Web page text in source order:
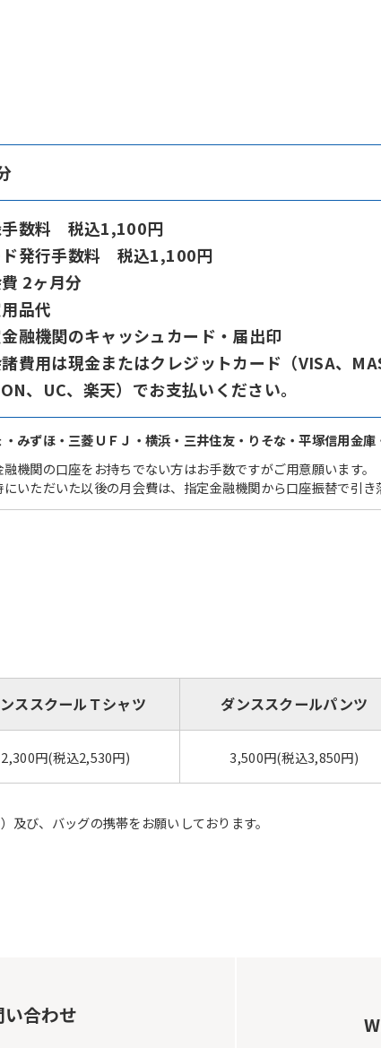
手数料 税込1,100円
ド発行手数料 税込1,100円
費 2ヶ月分
品代
金融機関のキャッシュカード・届出印
費用は現金またはクレジットカード（VISA、
、UC、楽天）でお支払いください。
・みずほ・三菱ＵＦＪ・横浜・三井住友・りそな・平塚信用金庫
機関の口座をお持ちでない方はお手数ですがご用意願います。
いただいた以後の月会費は、指定金融機関から口座振替で引き
ススクールＴシャツ ダンススクールパンツ
2,300円(税込2,530円) 3,500円(税込3,850円)
び、バッグの携帯をお願いしております。
合わせ